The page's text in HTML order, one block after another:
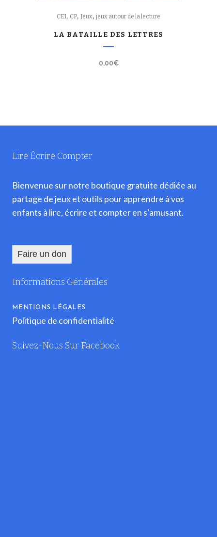
CE1, CP, Jeux, jeux autour de la lecture
LA BATAILLE DES LETTRES
0,00€
Lire Écrire Compter
Bienvenue sur notre boutique gratuite dédiée au
partage de jeux et outils pour apprendre à vos
enfants à lire, écrire et compter en s’amusant.
Faire un don
Informations Générales
MENTIONS LÉGALES
Politique de confidentialité
Suivez-Nous Sur Facebook